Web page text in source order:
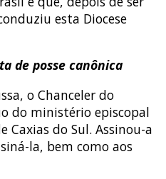
esta Diocese
de posse canônica
o Chanceler do
do ministério episcopal
Caxias do Sul. Assinou-a
la, bem como aos